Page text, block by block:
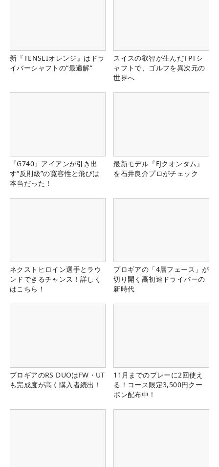
新『TENSEIオレンジ』はドラ
イバーシャフトの“最適解”
スイスの叡智が生んだTPTシ
ャフトで、ゴルフを異次元の
世界へ
『G740』アイアンが引き出
す“反則級”の寛容性と飛びは
本当だった！
最新モデル『FJクオンタム』
を石井良介プロがチェック
ネクストヒロイン選手とラウ
ンドできるチャンス！詳しく
はこちら！
プロギアの「4層フェース」が
切り開く高初速ドライバーの
新時代
プロギアのRS DUOはFW・UT
も完成度が高く購入者続出！
11月までのプレーに2回使え
る！コース限定3,500円クー
ポン配布中！